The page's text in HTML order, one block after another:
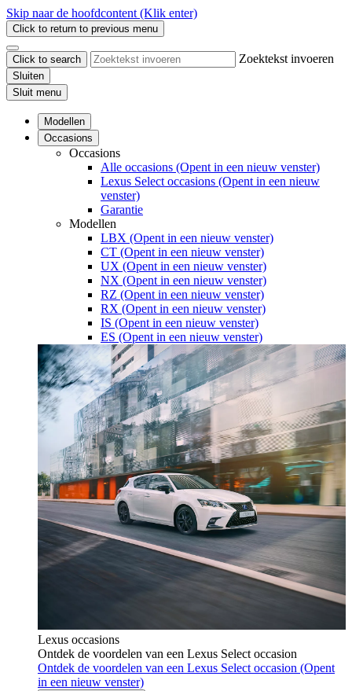
Skip naar de hoofdcontent (Klik enter)
Click to return to previous menu
Click to search Zoektekst invoeren
Sluiten
Sluit menu
Modellen
Occasions
Occasions
Alle occasions (Opent in een nieuw venster)
Lexus Select occasions (Opent in een nieuw
venster)
Garantie
Modellen
LBX (Opent in een nieuw venster)
CT (Opent in een nieuw venster)
UX (Opent in een nieuw venster)
NX (Opent in een nieuw venster)
RZ (Opent in een nieuw venster)
RX (Opent in een nieuw venster)
IS (Opent in een nieuw venster)
ES (Opent in een nieuw venster)
Lexus occasions
Ontdek de voordelen van een Lexus Select occasion
Ontdek de voordelen van een Lexus Select occasion (Opent
in een nieuw venster)